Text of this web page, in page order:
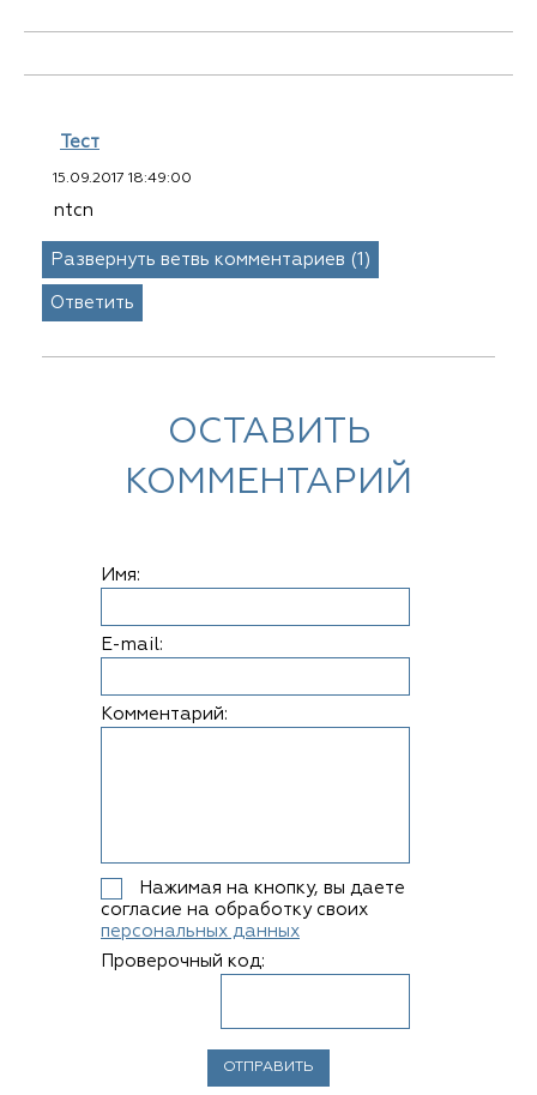
Тест
15.09.2017 18:49:00
ntcn
Развернуть ветвь комментариев (1)
Ответить
ОСТАВИТЬ
КОММЕНТАРИЙ
Имя:
E-mail:
Комментарий:
Нажимая на кнопку, вы даете
согласие на обработку своих
персональных данных
Проверочный код: